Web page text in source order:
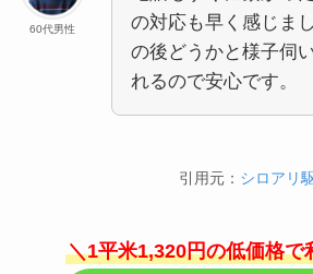
60代男性
の対応も早く感じま
の後どうかと様子伺
れるので安心です。
引用元： シロアリ
＼1平米1,320円の低価格で